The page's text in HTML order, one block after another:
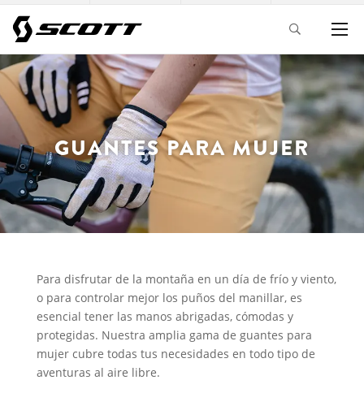
GUANTES PARA MUJER
Para disfrutar de la montaña en un día de frío y viento,
o para controlar mejor los puños del manillar, es
esencial tener las manos abrigadas, cómodas y
protegidas. Nuestra amplia gama de guantes para
mujer cubre todas tus necesidades en todo tipo de
aventuras al aire libre.